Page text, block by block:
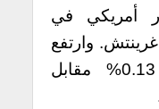
1.07437 دولار أمريكي في
غرينتش. وارتفع
الجنيه البريطاني بنسبة 0.13% مقابل